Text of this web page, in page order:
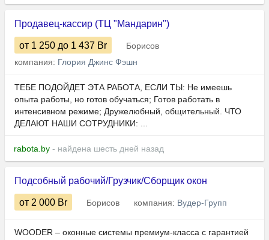
Продавец-кассир (ТЦ "Мандарин")
от 1 250 до 1 437 Br
Борисов
компания: Глория Джинс Фэшн
ТЕБЕ ПОДОЙДЕТ ЭТА РАБОТА, ЕСЛИ ТЫ: Не имеешь
опыта работы, но готов обучаться; Готов работать в
интенсивном режиме; Дружелюбный, общительный. ЧТО
ДЕЛАЮТ НАШИ СОТРУДНИКИ: ...
rabota.by - найдена шесть дней назад
Подсобный рабочий/Грузчик/Сборщик окон
от 2 000 Br Борисов компания: Вудер-Групп
WOODER – оконные системы премиум-класса с гарантией